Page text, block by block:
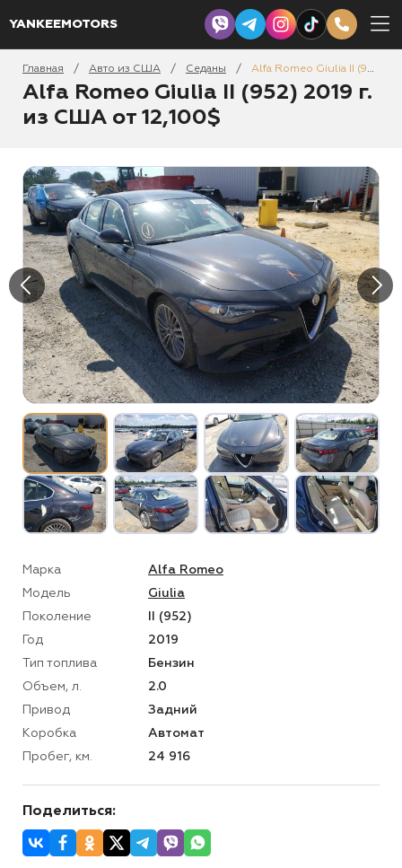
YANKEEMOTORS
Главная / Авто из США / Седаны / Alfa Romeo Giulia II (952) 2019
Alfa Romeo Giulia II (952) 2019 г.
из США от 12,100$
Марка
Alfa Romeo
Модель
Giulia
Поколение
II (952)
Год
2019
Тип топлива
Бензин
Объем, л.
2.0
Привод
Задний
Коробка
Автомат
Пробег, км.
24 916
Поделиться: